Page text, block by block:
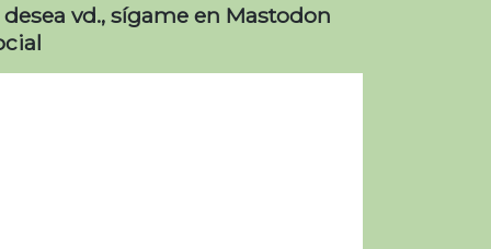
desea vd., sígame en Mastodon